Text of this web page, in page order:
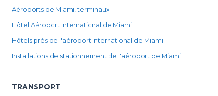
Aéroports de Miami, terminaux
Hôtel Aéroport International de Miami
Hôtels près de l'aéroport international de Miami
Installations de stationnement de l'aéroport de Miami
TRANSPORT